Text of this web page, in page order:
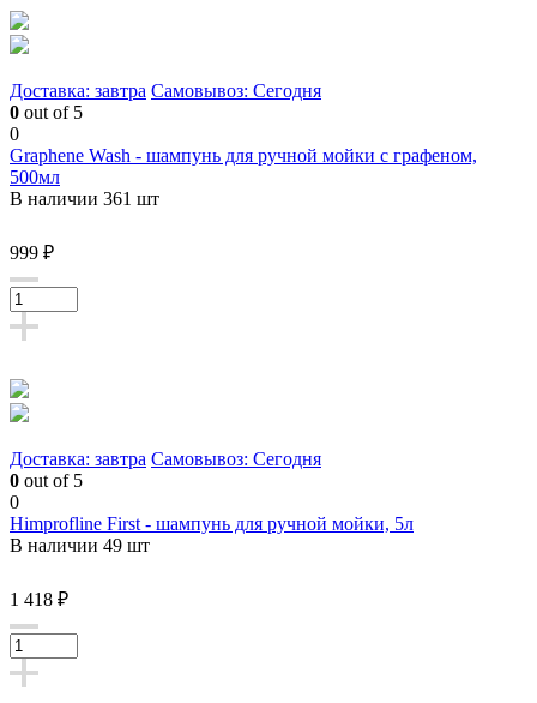
Доставка: завтра Самовывоз: Сегодня
0 out of 5
0
Graphene Wash - шампунь для ручной мойки с графеном,
500мл
В наличии 361 шт
999 ₽
Доставка: завтра Самовывоз: Сегодня
0 out of 5
0
Himprofline First - шампунь для ручной мойки, 5л
В наличии 49 шт
1 418 ₽